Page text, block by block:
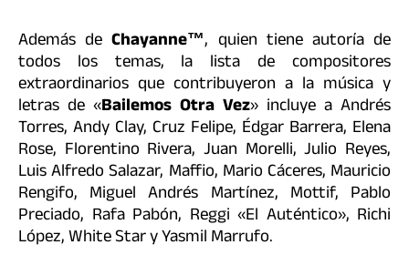
Además deChayanne™, quien tiene autoría de
todos los temas, la lista de compositores
extraordinarios que contribuyeron a la música y
letras de «Bailemos Otra Vez» incluye a Andrés
Torres, Andy Clay, Cruz Felipe, Édgar Barrera, Elena
Rose, Florentino Rivera, Juan Morelli, Julio Reyes,
Luis Alfredo Salazar, Maffio, Mario Cáceres, Mauricio
Rengifo, Miguel Andrés Martínez, Mottif, Pablo
Preciado, Rafa Pabón, Reggi «El Auténtico», Richi
López, White Star y Yasmil Marrufo.